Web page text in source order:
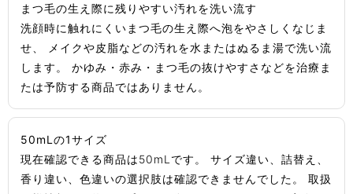
まつ毛の生え際に残りやすい汚れを洗い流す
洗顔時に触れにくいまつ毛の生え際へ泡をやさしくなじま
せ、 メイクや皮脂などの汚れを水またはぬるま湯で洗い流
します。 かゆみ・赤み・まつ毛の抜けやすさなどを治療ま
たは予防する商品ではありません。
50mLの1サイズ
現在確認できる商品は50mLです。 サイズ違い、詰替え、
香り違い、色違いの選択肢は確認できませんでした。 取扱